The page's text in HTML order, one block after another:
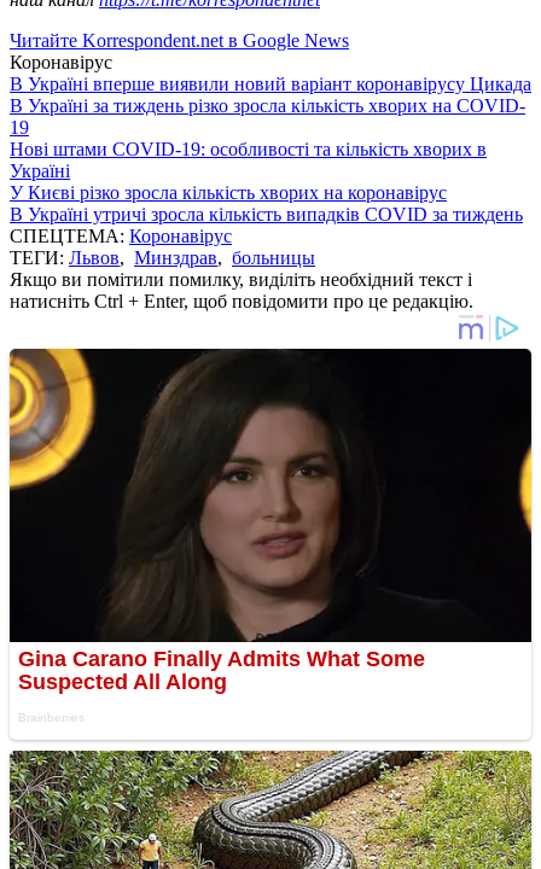
Читайте Korrespondent.net в Google News
Коронавірус
В Україні вперше виявили новий варіант коронавірусу Цикада
В Україні за тиждень різко зросла кількість хворих на COVID-
19
Нові штами COVID-19: особливості та кількість хворих в
Україні
У Києві різко зросла кількість хворих на коронавірус
В Україні утричі зросла кількість випадків COVID за тиждень
СПЕЦТЕМА: Коронавірус
ТЕГИ: Львов, Минздрав, больницы
Якщо ви помітили помилку, виділіть необхідний текст і
натисніть Ctrl + Enter, щоб повідомити про це редакцію.